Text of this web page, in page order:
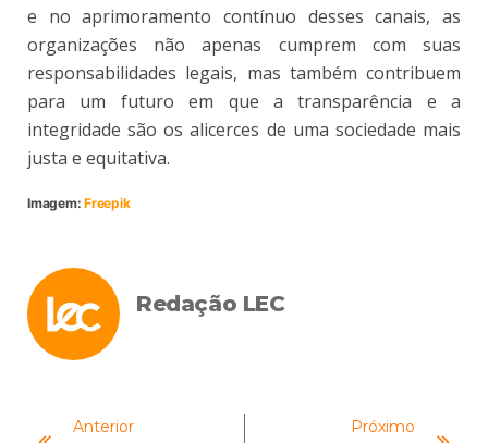
e no aprimoramento contínuo desses canais, as
organizações não apenas cumprem com suas
responsabilidades legais, mas também contribuem
para um futuro em que a transparência e a
integridade são os alicerces de uma sociedade mais
justa e equitativa.
Imagem:Freepik
Redação LEC
Anterior Próximo